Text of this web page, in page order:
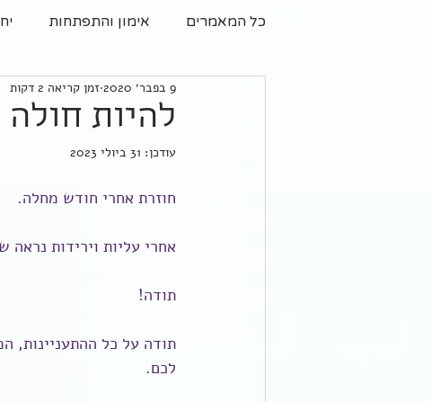
כל המאמרים אימון והתפתחות
משפחה חדשה יוגה
להיות
9 בפבר׳ 2020 זמן קריאה 2 דקות
עודכן: 31 ביולי 2023
חוזרת אחרי חודש מחלה.
אחרי עליות וירידות
תודה!
תודה על כל ההתעניינות,
לכם.